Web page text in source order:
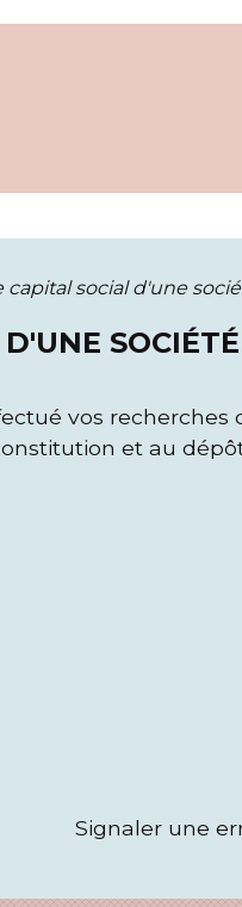
social d'une
SOCIÉTÉ
vos
et au
Signaler une